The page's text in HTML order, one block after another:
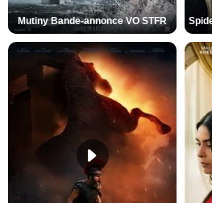
Mutiny Bande-annonce VO STFR